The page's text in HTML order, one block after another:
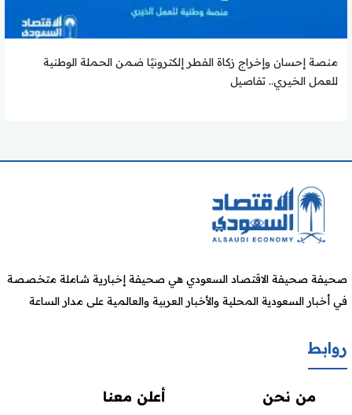
منصة إحسان وإخراج زكاة الفطر إلكترونيًا ضمن الحملة الوطنية
للعمل الخيري.. تفاصيل
صحيفة صحيفة الاقتصاد السعودي هي صحيفة إخبارية شاملة متخصصة
في أخبار السعودية المحلية والأخبار العربية والعالمية على مدار الساعة
روابط
من نحن
أعلن معنا